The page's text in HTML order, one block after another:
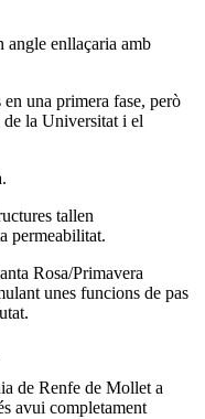
enllaçaria amb
una primera fase, però
la Universitat i el
tallen
permeabilitat.
Rosa/Primavera
unes funcions de pas
de Renfe de Mollet a
avui completament